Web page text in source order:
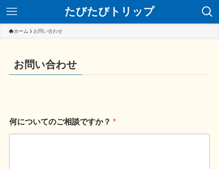
たびたびトリップ
ホーム お問い合わせ
お問い合わせ
何についてのご相談ですか？ *